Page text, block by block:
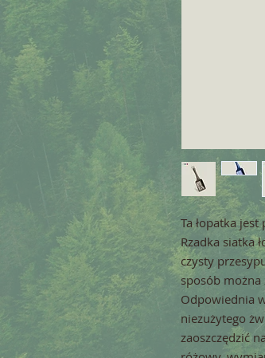
Ta łopatka
Rzadka siatka
czysty
sposób można
Odpowiednia
niezużytego
zaoszczędzić